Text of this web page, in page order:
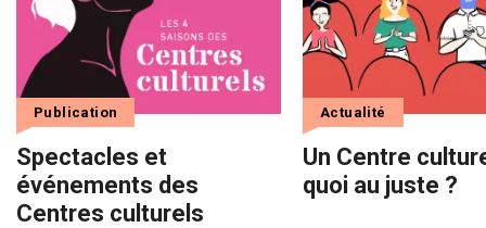
Spectacles et
événements des
Centres culturels
Publication
Un Centre
quoi au juste ?
Actualité